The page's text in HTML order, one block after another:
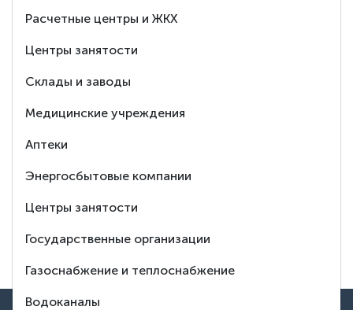
Расчетные центры и ЖКХ
Центры занятости
Склады и заводы
Медицинские учреждения
Аптеки
Энергосбытовые компании
Центры занятости
Государственные организации
Газоснабжение и теплоснабжение
Водоканалы
Ответим
на любой Ваш
Тех. поддержка